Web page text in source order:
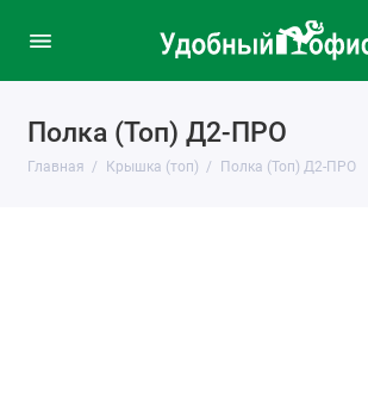
Полка (Топ) Д2-ПРО
Главная Крышка (топ) Полка (Топ) Д2-ПРО